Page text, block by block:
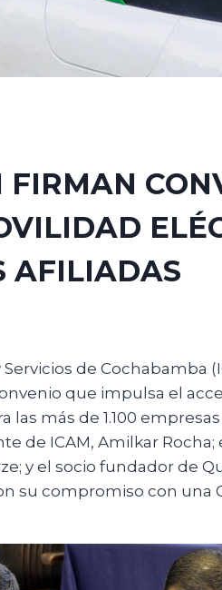
AFILIADAS
de Cochabamba
que impulsa el
más de 1.100
de ICAM, Amilkar
y el socio fundador de
su compromiso con una